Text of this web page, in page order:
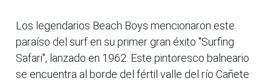
Los legendarios Beach Boys mencionaron este
paraíso del surf en su primer gran éxito "Surfing
Safari", lanzado en 1962. Este pintoresco balneario
se encuentra al borde del fértil valle del río Cañete